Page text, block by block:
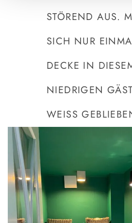
TÖREND AUS.
ICH NUR
ECKE IN DIESEM
IEDRIGEN
EISS GEBLIEBEN…